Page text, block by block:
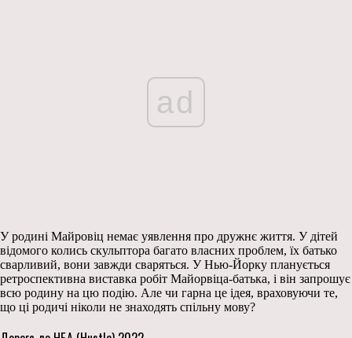
ad
У родині Майровіц немає уявлення про дружнє життя. У дітей
відомого колись скульптора багато власних проблем, їх батько
сварливий, вони завжди сваряться. У Нью-Йорку планується
ретроспективна виставка робіт Майорвіца-батька, і він запрошує
всю родину на цю подію. Але чи гарна це ідея, враховуючи те,
що ці родичі ніколи не знаходять спільну мову?